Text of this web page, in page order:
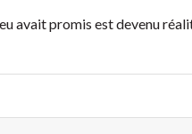
avait promis est devenu